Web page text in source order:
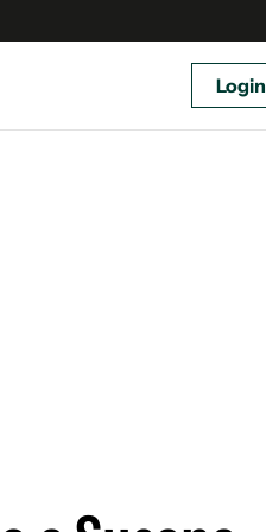
Login